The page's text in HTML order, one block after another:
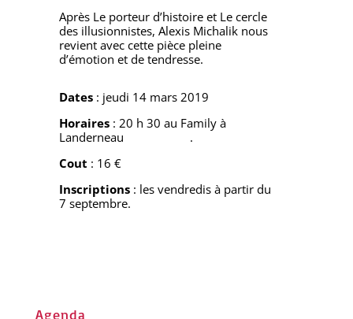
Après Le porteur d’histoire et Le cercle
des illusionnistes, Alexis Michalik nous
revient avec cette pièce pleine
d’émotion et de tendresse.
Dates: jeudi 14 mars 2019
Horaires: 20 h 30 au Family à
Landerneau .
Cout : 16 €
Inscriptions: les vendredis à partir du
7 septembre.
Agenda